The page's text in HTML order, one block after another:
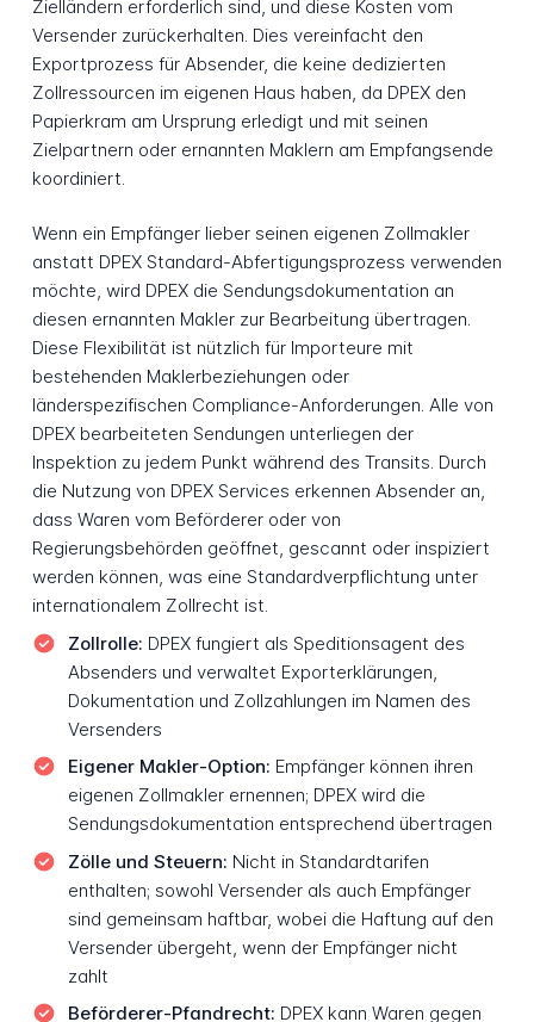
Zielländern erforderlich sind, und diese Kosten vom
Versender zurückerhalten. Dies vereinfacht den
Exportprozess für Absender, die keine dedizierten
Zollressourcen im eigenen Haus haben, da DPEX den
Papierkram am Ursprung erledigt und mit seinen
Zielpartnern oder ernannten Maklern am Empfangsende
koordiniert.
Wenn ein Empfänger lieber seinen eigenen Zollmakler
anstatt DPEX Standard-Abfertigungsprozess verwenden
möchte, wird DPEX die Sendungsdokumentation an
diesen ernannten Makler zur Bearbeitung übertragen.
Diese Flexibilität ist nützlich für Importeure mit
bestehenden Maklerbeziehungen oder
länderspezifischen Compliance-Anforderungen. Alle von
DPEX bearbeiteten Sendungen unterliegen der
Inspektion zu jedem Punkt während des Transits. Durch
die Nutzung von DPEX Services erkennen Absender an,
dass Waren vom Beförderer oder von
Regierungsbehörden geöffnet, gescannt oder inspiziert
werden können, was eine Standardverpflichtung unter
internationalem Zollrecht ist.
Zollrolle: DPEX fungiert als Speditionsagent des
Absenders und verwaltet Exporterklärungen,
Dokumentation und Zollzahlungen im Namen des
Versenders
Eigener Makler-Option: Empfänger können ihren
eigenen Zollmakler ernennen; DPEX wird die
Sendungsdokumentation entsprechend übertragen
Zölle und Steuern: Nicht in Standardtarifen
enthalten; sowohl Versender als auch Empfänger
sind gemeinsam haftbar, wobei die Haftung auf den
Versender übergeht, wenn der Empfänger nicht
zahlt
Beförderer-Pfandrecht: DPEX kann Waren gegen